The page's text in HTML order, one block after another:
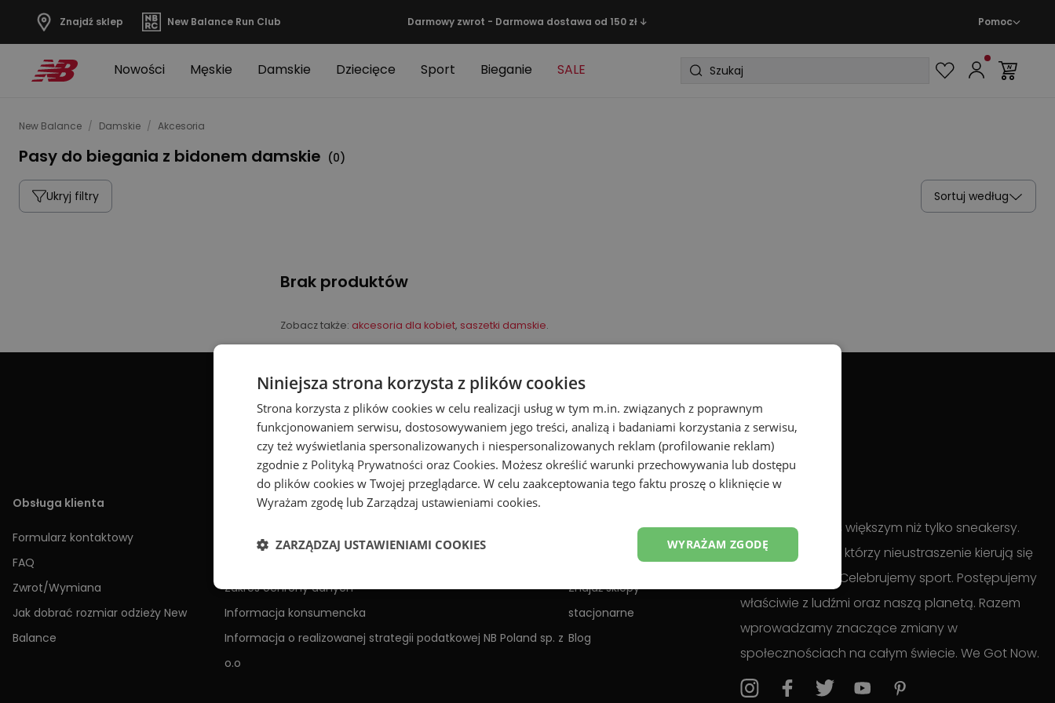
Znajdź sklep New Balance Run Club Darmowy zwrot - Darmowa dostawa od 150 zł ↓ Pomoc
Nowości Męskie Damskie Dziecięce Sport Bieganie SALE
New Balance / Damskie / Akcesoria
Pasy do biegania z bidonem damskie (0)
Ukryj filtry Sortuj według
Brak produktów
Zobacz także: akcesoria dla kobiet, saszetki damskie.
Dowiedz się o nowościach jako pierwszy
Obsługa klienta
Formularz kontaktowy
FAQ
Zwrot/Wymiana
Jak dobrać rozmiar odzieży New
Balance
Informacje
Regulamin
Zakres ochrony danych
Informacja konsumencka
Informacja o realizowanej strategii podatkowej NB Poland sp. z
o.o
Znajdź sklepy
stacjonarne
Blog
Stoimy za czymś większym niż tylko sneakersy.
Wspieramy tych, którzy nieustraszenie kierują się
swoimi pasjami. Celebrujemy sport. Postępujemy
właściwie z ludźmi oraz naszą planetą. Razem
wprowadzamy znaczące zmiany w
społecznościach na całym świecie. We Got Now.
Niniejsza strona korzysta z plików cookies
Strona korzysta z plików cookies w celu realizacji usług w tym m.in. związanych z poprawnym
funkcjonowaniem serwisu, dostosowywaniem jego treści, analizą i badaniami korzystania z serwisu,
czy też wyświetlania spersonalizowanych i niespersonalizowanych reklam (profilowanie reklam)
zgodnie z Polityką Prywatności oraz Cookies. Możesz określić warunki przechowywania lub dostępu
do plików cookies w Twojej przeglądarce. W celu zaakceptowania tego faktu proszę o kliknięcie w
Wyrażam zgodę lub Zarządzaj ustawieniami cookies.
WYRAŻAM ZGODĘ
ZARZĄDZAJ USTAWIENIAMI COOKIES